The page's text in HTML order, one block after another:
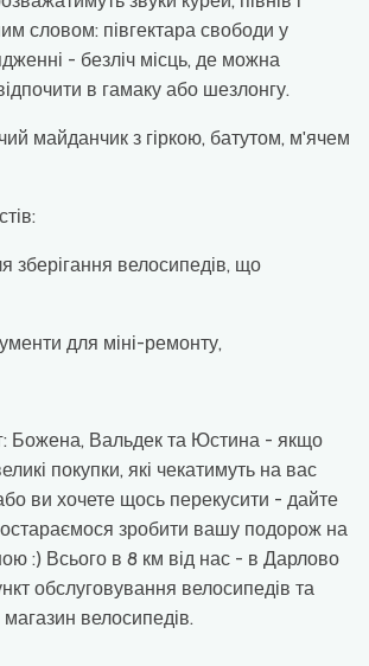
словом: півгектара свободи у
- безліч місць, де можна
в гамаку або шезлонгу.
майданчик з гіркою, батутом, м'ячем
зберігання велосипедів, що
для міні-ремонту,
Божена, Вальдек та Юстина - якщо
покупки, які чекатимуть на вас
ви хочете щось перекусити - дайте
зробити вашу подорож на
:) Всього в 8 км від нас - в Дарлово
обслуговування велосипедів та
магазин велосипедів.